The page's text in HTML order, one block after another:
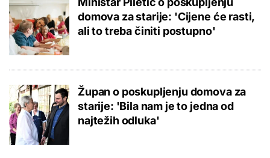
domova za starije: 'Cijene će rasti,
ali to treba činiti postupno'
Župan o poskupljenju domova za
starije: 'Bila nam je to jedna od
najtežih odluka'